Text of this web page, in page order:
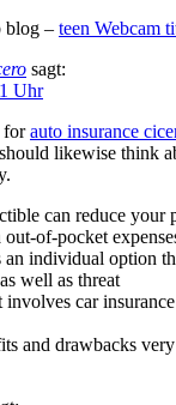
blog – teen Webcam
sagt:
Uhr
forauto insurance
likewise think
can reduce your
of-pocket
an individual option
well as threat
involves car
and drawbacks